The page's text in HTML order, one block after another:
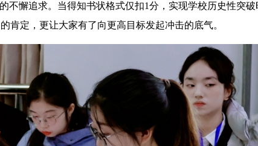
懈追求。当得知书状格式仅扣1分，实现学校历史性突破
肯定，更让大家有了向更高目标发起冲击的底气。